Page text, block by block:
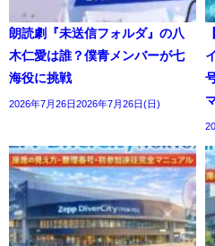
朗読劇『未送信フォルダ』の八
木仁愛は誰？僕青メンバーが七
海役に挑戦
2026年7月26日2026年7月26日(日)